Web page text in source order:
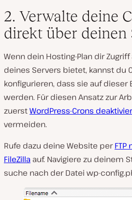
2. Verwalte deine
direkt über deinen
Wenn dein Hosting-Plan dir
deines Servers bietet, kannst du
konfigurieren, dass sie auf dieser
werden. Für diesen Ansatz zur
zuerstWordPress-Crons
vermeiden.
Rufe dazu deine Website per
FileZilla auf. Navigiere zu deinem
suche nach der Datei wp-